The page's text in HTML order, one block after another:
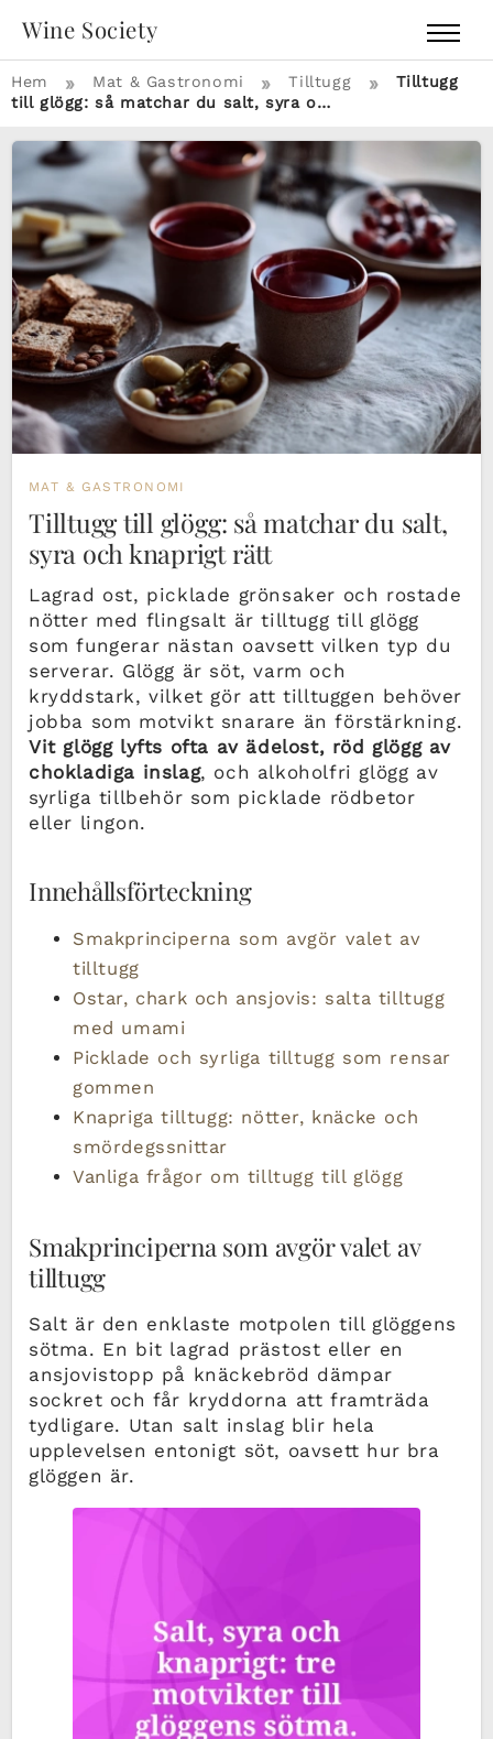
Wine Society
Hem » Mat & Gastronomi » Tilltugg »
Tilltugg
till glögg: så matchar du salt, syra o…
MAT & GASTRONOMI
Tilltugg till glögg: så matchar du salt,
syra och knaprigt rätt
Lagrad ost, picklade grönsaker och rostade
nötter med flingsalt är tilltugg till glögg
som fungerar nästan oavsett vilken typ du
serverar. Glögg är söt, varm och
kryddstark, vilket gör att tilltuggen behöver
jobba som motvikt snarare än förstärkning.
Vit glögg lyfts ofta av ädelost, röd glögg av
chokladiga inslag, och alkoholfri glögg av
syrliga tillbehör som picklade rödbetor
eller lingon.
Innehållsförteckning
Smakprinciperna som avgör valet av
tilltugg
Ostar, chark och ansjovis: salta tilltugg
med umami
Picklade och syrliga tilltugg som rensar
gommen
Knapriga tilltugg: nötter, knäcke och
smördegssnittar
Vanliga frågor om tilltugg till glögg
Smakprinciperna som avgör valet av
tilltugg
Salt är den enklaste motpolen till glöggens
sötma. En bit lagrad prästost eller en
ansjovistopp på knäckebröd dämpar
sockret och får kryddorna att framträda
tydligare. Utan salt inslag blir hela
upplevelsen entonigt söt, oavsett hur bra
glöggen är.